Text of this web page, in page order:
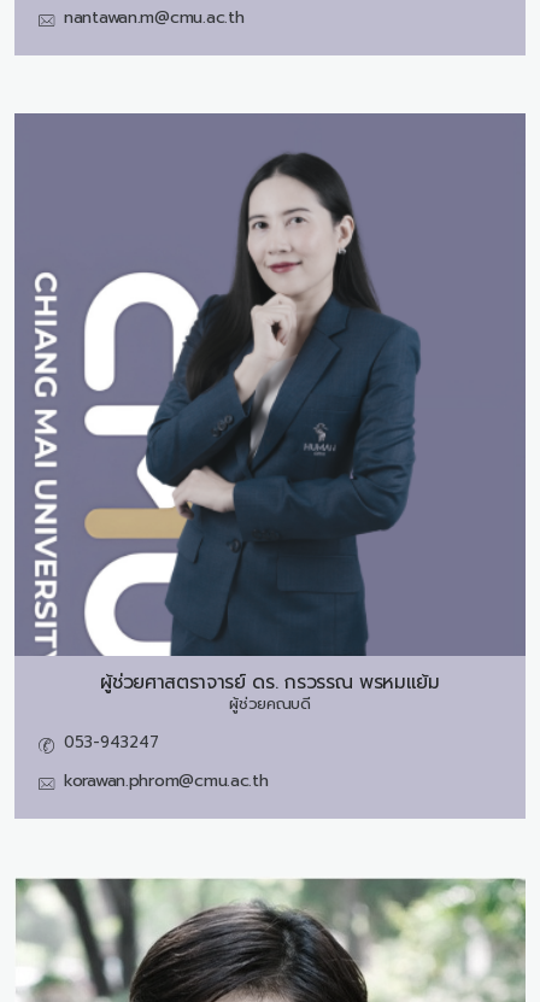
nantawan.m@cmu.ac.th
ผู้ช่วยศาสตราจารย์ ดร. กรวรรณ พรหมแย้ม
ผู้ช่วยคณบดี
053-943247
korawan.phrom@cmu.ac.th